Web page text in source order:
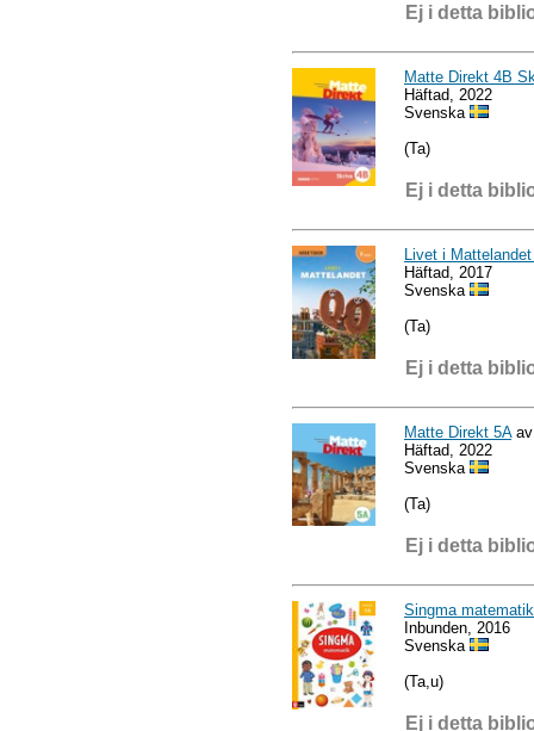
Ej i detta
Matte Direkt 4B
Häftad, 2022
Svenska
(Ta)
Ej i detta
Livet i
Häftad, 2017
Svenska
(Ta)
Ej i detta
Matte Direkt 5Aav
Häftad, 2022
Svenska
(Ta)
Ej i detta
Singma
Inbunden, 2016
Svenska
(Ta,u)
Ej i detta